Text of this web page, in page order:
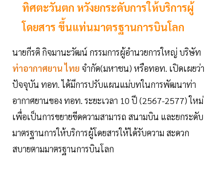
ทิศตะวันตก หวังยกระดับการให้บริการผู้
โดยสาร ขึ้นแท่นมาตรฐานการบินโลก
นายกีรติ กิจมานะวัฒน์ กรรมการผู้อำนวยการใหญ่ บริษัท
ท่าอากาศยาน ไทย จำกัด(มหาชน) หรือทอท. เปิดเผยว่า
ปัจจุบัน ทอท. ได้มีการปรับแผนแม่บทในการพัฒนาท่า
อากาศยานของ ทอท. ระยะเวลา 10 ปี (2567-2577) ใหม่
เพื่อเป็นการขยายขีดความสามารถ สนามบิน และยกระดับ
มาตรฐานการให้บริการผู้โดยสารให้ได้รับความ สะดวก
สบายตามมาตรฐานการบินโลก